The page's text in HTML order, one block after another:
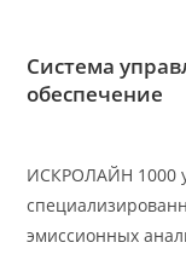
Система
обеспечение
ИСКРОЛАЙН 1000
эмиссионных